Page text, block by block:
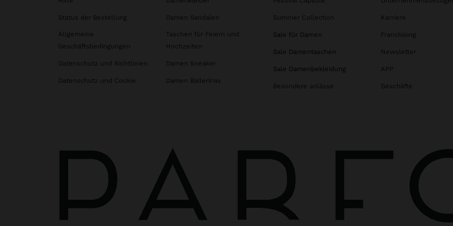
Status der Bestellung
Allgemeine
Geschäftsbedingungen
Datenschutz und Richtlinien
Datenschutz und Cookie
Damen Sandalen
Taschen für Feiern und
Hochzeiten
Damen Sneaker
Damen Ballerinas
Summer Collection
Sale für Damen
Sale Damentaschen
Sale Damenbekleidung
Besondere anlässe
Karriere
Franchising
Newsletter
APP
Geschäfte